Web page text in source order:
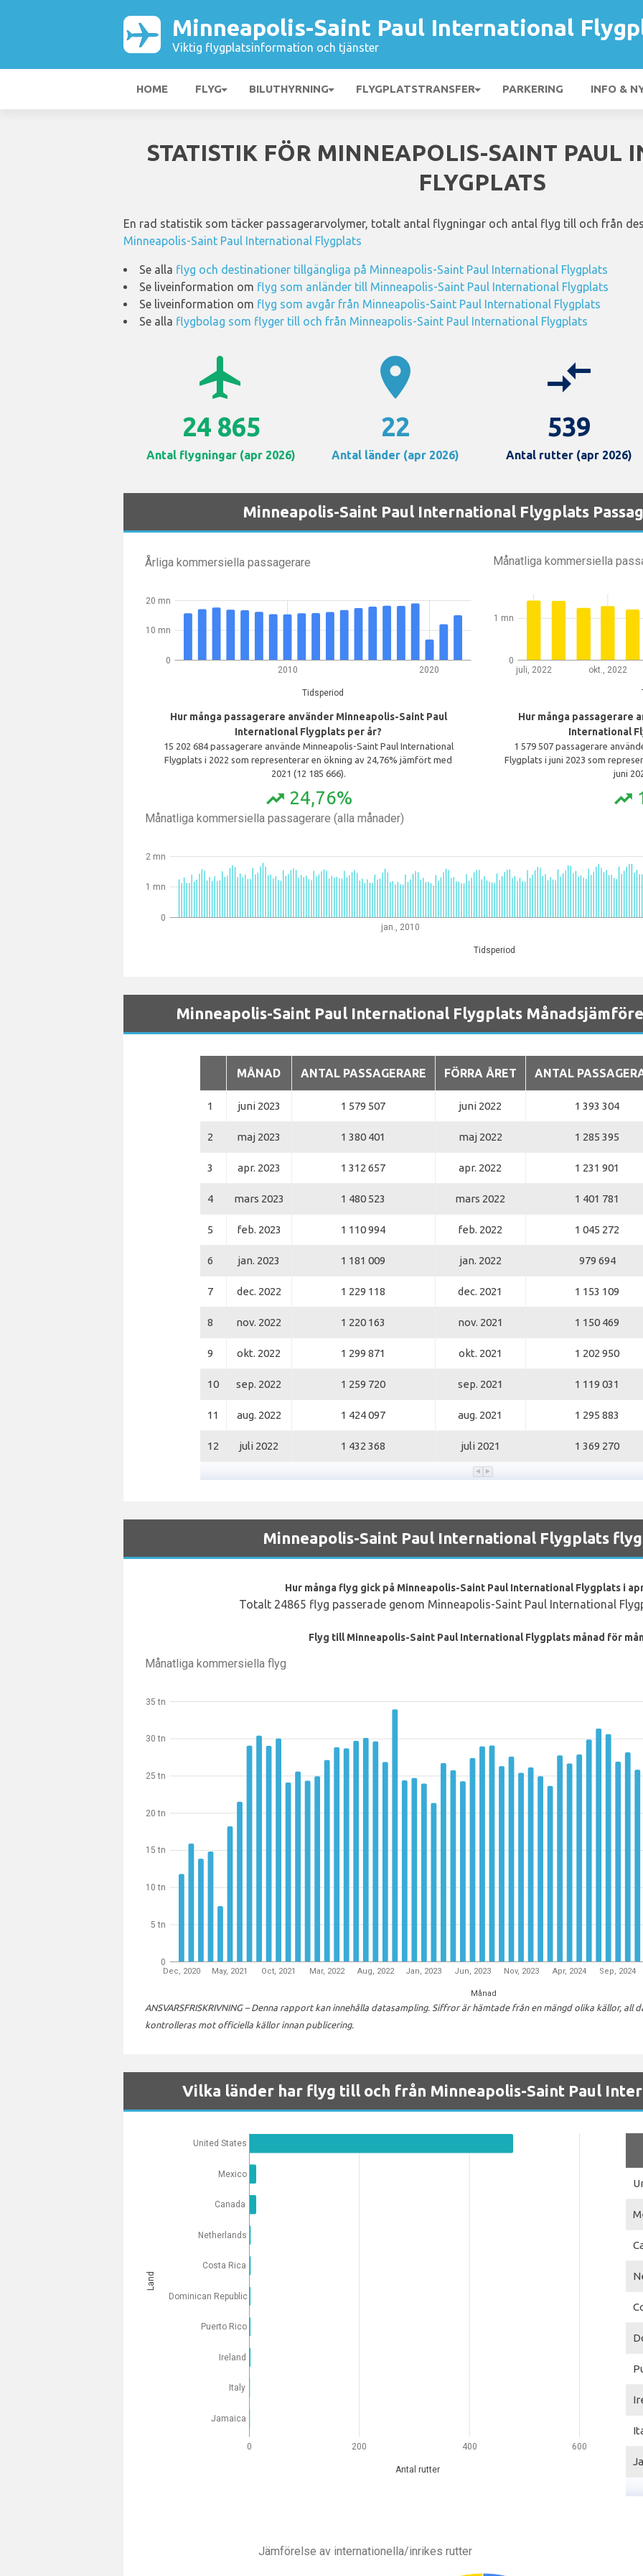
Minneapolis-Saint Paul International
Viktig flygplatsinformation och tjänster
HOME FLYG BILUTHYRNING FLYGPLATSTRANSFER PARKERING INFO &
STATISTIK FÖR MINNEAPOLIS-SAINT PAUL
FLYGPLATS
En rad statistik som täcker passagerarvolymer, totalt antal flygningar och antal flyg till och från
Minneapolis-Saint Paul International Flygplats
Se alla flyg och destinationer tillgängliga på Minneapolis-Saint Paul International Flygplats
Se liveinformation om flyg som anländer till Minneapolis-Saint Paul International Flygplats
Se liveinformation om flyg som avgår från Minneapolis-Saint Paul International Flygplats
Se alla flygbolag som flyger till och från Minneapolis-Saint Paul International Flygplats
airplanemode_active
24 865
Antal flygningar (apr 2026)
location_on
22
Antal länder (apr 2026)
compare_arrows
539
Antal rutter (apr 2026)
Minneapolis-Saint Paul International Flygplats
Årliga kommersiella passagerare
2010 2020
Tidsperiod
0
10 mn
20 mn
Hur många passagerare använder Minneapolis-Saint Paul
International Flygplats per år?
15 202 684 passagerare använde Minneapolis-Saint Paul International
Flygplats i 2022 som representerar en ökning av 24,76% jämfört med
2021 (12 185 666).
trending_up 24,76%
Månatliga kommersiella
juli, 2022 okt., 2022
0
1 mn
Hur många passagerare
International
1 579 507 passagerare
Flygplats i juni 2023 som
juni
trending_up
Månatliga kommersiella passagerare (alla månader)
jan., 2010
Tidsperiod
0
1 mn
2 mn
Minneapolis-Saint Paul International Flygplats
MÅNAD ANTAL PASSAGERARE FÖRRA ÅRET ANTAL
1 juni 2023 1 579 507 juni 2022 1 393 304
2 maj 2023 1 380 401 maj 2022 1 285 395
3 apr. 2023 1 312 657 apr. 2022 1 231 901
4 mars 2023 1 480 523 mars 2022 1 401 781
5 feb. 2023 1 110 994 feb. 2022 1 045 272
6 jan. 2023 1 181 009 jan. 2022 979 694
7 dec. 2022 1 229 118 dec. 2021 1 153 109
8 nov. 2022 1 220 163 nov. 2021 1 150 469
9 okt. 2022 1 299 871 okt. 2021 1 202 950
10 sep. 2022 1 259 720 sep. 2021 1 119 031
11 aug. 2022 1 424 097 aug. 2021 1 295 883
12 juli 2022 1 432 368 juli 2021 1 369 270
Minneapolis-Saint Paul International Flygplats
Hur många flyg gick på Minneapolis-Saint Paul International Flygplats i
Totalt 24865 flyg passerade genom Minneapolis-Saint Paul International
Flyg till Minneapolis-Saint Paul International Flygplats månad för
Månatliga kommersiella flyg
Dec, 2020 May, 2021 Oct, 2021 Mar, 2022 Aug, 2022 Jan, 2023 Jun, 2023 Nov, 2023 Apr, 2024 Sep, 2024
Månad
0
5 tn
10 tn
15 tn
20 tn
25 tn
30 tn
35 tn
ANSVARSFRISKRIVNING – Denna rapport kan innehålla datasampling. Siffror är hämtade från en mängd olika källor, all
kontrolleras mot officiella källor innan publicering.
Vilka länder har flyg till och från Minneapolis-Saint Paul
0 200 400 600
Antal rutter
United States
Mexico
Canada
Netherlands
Costa Rica
Dominican Republic
Puerto Rico
Ireland
Italy
Jamaica
Land
Jämförelse av internationella/inrikes rutter